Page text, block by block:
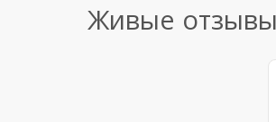
Живые отзывы